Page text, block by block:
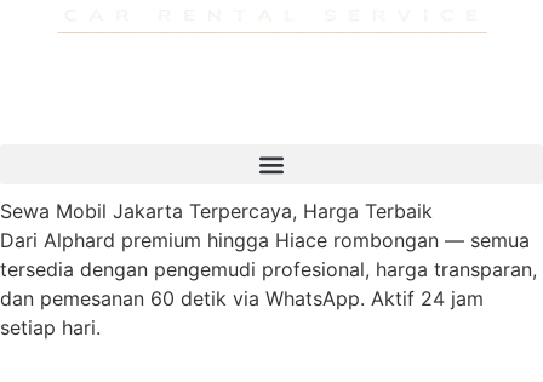
Sewa Mobil Jakarta Terpercaya, Harga Terbaik
Dari Alphard premium hingga Hiace rombongan — semua
tersedia dengan pengemudi profesional, harga transparan,
dan pemesanan 60 detik via WhatsApp. Aktif 24 jam
setiap hari.